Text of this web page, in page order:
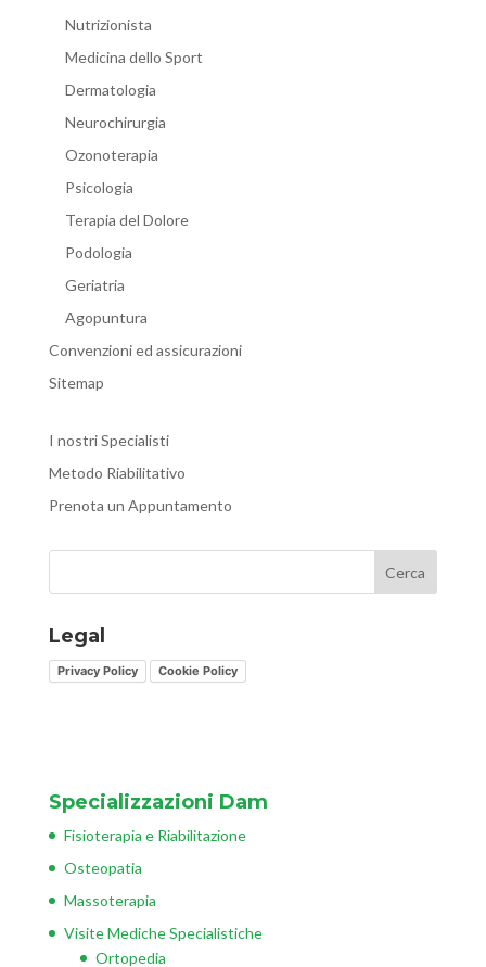
Nutrizionista
Medicina dello Sport
Dermatologia
Neurochirurgia
Ozonoterapia
Psicologia
Terapia del Dolore
Podologia
Geriatria
Agopuntura
Convenzioni ed assicurazioni
Sitemap
I nostri Specialisti
Metodo Riabilitativo
Prenota un Appuntamento
Cerca
Legal
Privacy Policy Cookie Policy
Specializzazioni Dam
Fisioterapia e Riabilitazione
Osteopatia
Massoterapia
Visite Mediche Specialistiche
Ortopedia